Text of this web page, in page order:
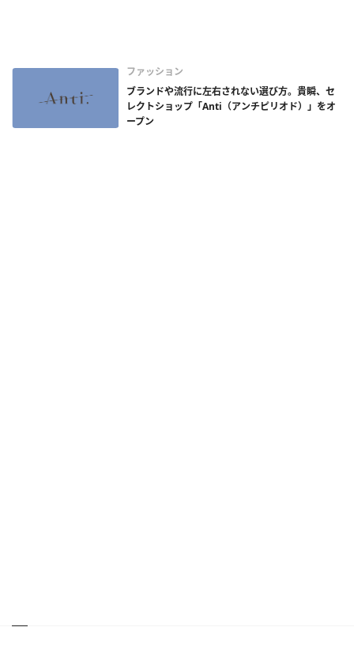
ファッション
ブランドや流行に左右されない選び方。貴瞬、セ
レクトショップ「Anti（アンチピリオド）」をオ
ープン